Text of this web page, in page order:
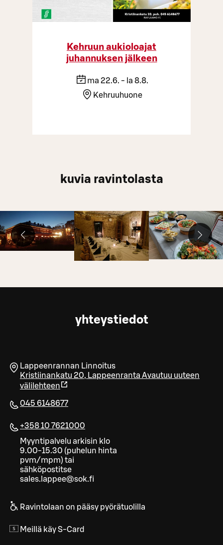
Kehruun aukioloajat
juhannuksen jälkeen
ma 22.6. - la 8.8.
Kehruuhuone
kuvia ravintolasta
yhteystiedot
Lappeenrannan Linnoitus
Kristiinankatu 20, Lappeenranta Avautuu uuteen
välilehteen
045 6148677
+358 10 7621000
Myyntipalvelu arkisin klo
9.00-15.30 (puhelun hinta
pvm/mpm) tai
sähköpostitse
sales.lappee@sok.fi
Ravintolaan on pääsy pyörätuolilla
Meillä käy S-Card